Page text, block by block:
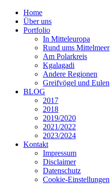
Home
Über uns
Portfolio
In Mitteleuropa
Rund ums Mittelmeer
Am Polarkreis
Kgalagadi
Andere Regionen
Greifvögel und Eulen
BLOG
2017
2018
2019/2020
2021/2022
2023/2024
Kontakt
Impressum
Disclaimer
Datenschutz
Cookie-Einstellungen